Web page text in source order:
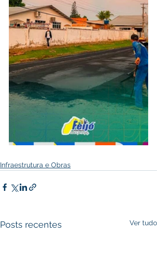
Infraestrutura e Obras
Posts recentes Ver tudo